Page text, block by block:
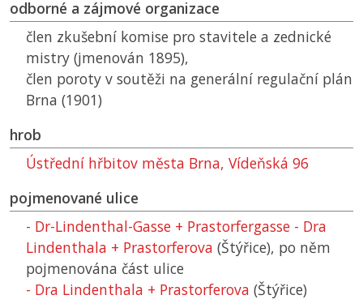
odborné a zájmové organizace
člen zkušební komise pro stavitele a zednické
mistry (jmenován 1895),
člen poroty v soutěži na generální regulační plán
Brna (1901)
hrob
Ústřední hřbitov města Brna, Vídeňská 96
pojmenované ulice
- Dr-Lindenthal-Gasse + Prastorfergasse - Dra
Lindenthala + Prastorferova (Štýřice), po něm
pojmenována část ulice
- Dra Lindenthala + Prastorferova (Štýřice)